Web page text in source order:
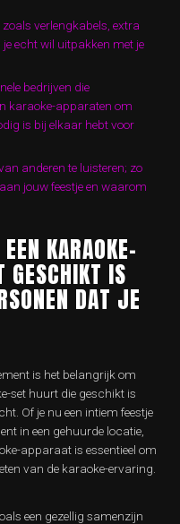
verlengkabels, extra
echt wil uitpakken met je
bedrijven die
karaoke-apparaten om
is bij elkaar hebt voor
anderen te luisteren; zo
jouw feestje en waarom
KARAOKE-
GESCHIKT IS
DAT JE
is het belangrijk om
set huurt die geschikt is
Of je nu een intiem feestje
in een gehuurde locatie,
apparaat is essentieel om
van de karaoke-ervaring.
een gezellig samenzijn